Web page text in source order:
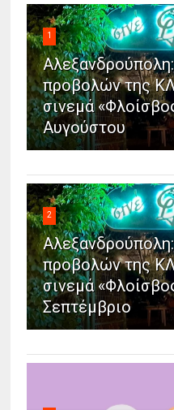
1
προβολών της
σινεμά
Αυγούστου
2
προβολών της
σινεμά
Σεπτέμβριο